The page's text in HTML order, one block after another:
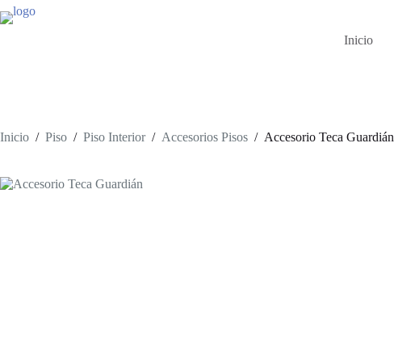
Saltar
al
Inicio
Inicio / Piso / Piso Interior / Accesorios Pisos / Accesorio Teca Guardián